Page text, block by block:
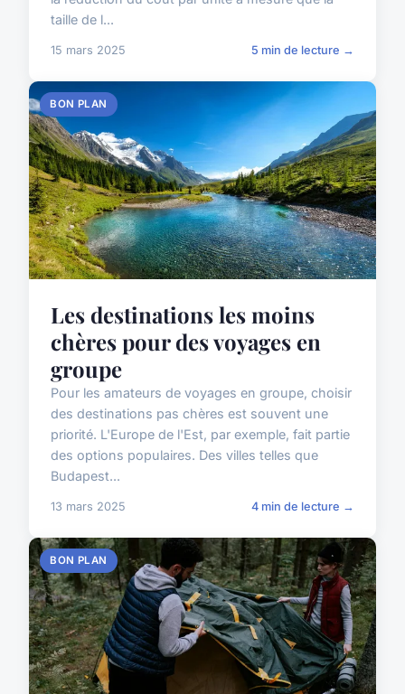
taille de l...
15 mars 2025 5 min de lecture →
BON PLAN
Les destinations les moins
chères pour des voyages en
groupe
Pour les amateurs de voyages en groupe, choisir
des destinations pas chères est souvent une
priorité. L'Europe de l'Est, par exemple, fait partie
des options populaires. Des villes telles que
Budapest...
13 mars 2025 4 min de lecture →
BON PLAN